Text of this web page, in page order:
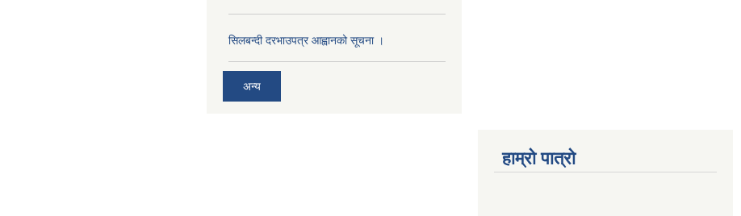
सिलबन्दी दरभाउपत्र आह्वानको सूचना ।
अन्य
हाम्रो पात्रो